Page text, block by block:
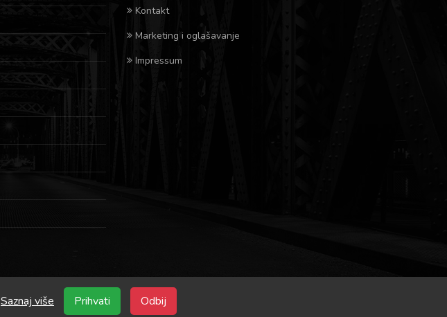
Kontakt
Marketing i oglašavanje
Impressum
Saznaj više Prihvati Odbij